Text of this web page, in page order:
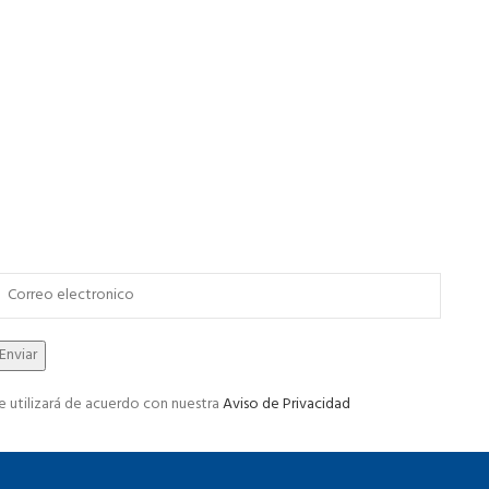
utilizará de acuerdo con nuestraAviso de Privacidad